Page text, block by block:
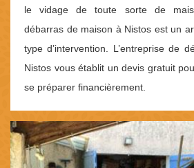
le vidage de toute sorte de
débarras de maison à Nistos est un
type d’intervention. L’entreprise de
Nistos vous établit un devis gratuit
se préparer financièrement.